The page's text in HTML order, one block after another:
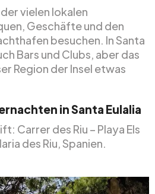
vielen lokalen
Geschäfte und den
besuchen. In Santa
Bars und Clubs, aber das
Region der Insel etwas
in Santa Eulalia
Carrer des Riu – Playa Els
des Riu, Spanien.